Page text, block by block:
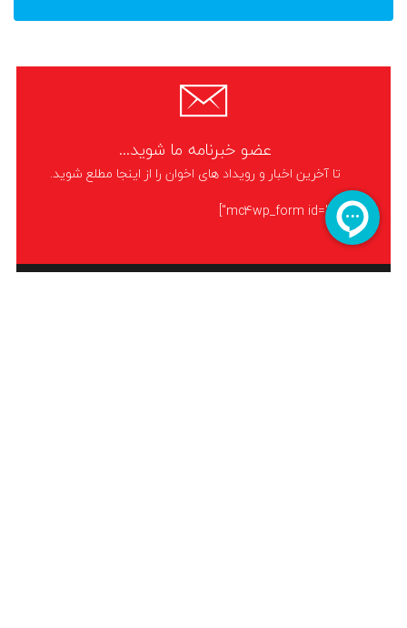
عضو خبرنامه ما شوید...
تا آخرین اخبار و رویداد های اخوان را از اینجا مطلع شوید.
[mc4wp_form id="5480"]